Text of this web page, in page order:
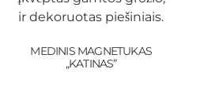
MEDINIS MAGNETUKAS
„KATINAS”